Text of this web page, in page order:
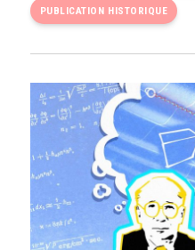
PUBLICATION HISTORIQUE